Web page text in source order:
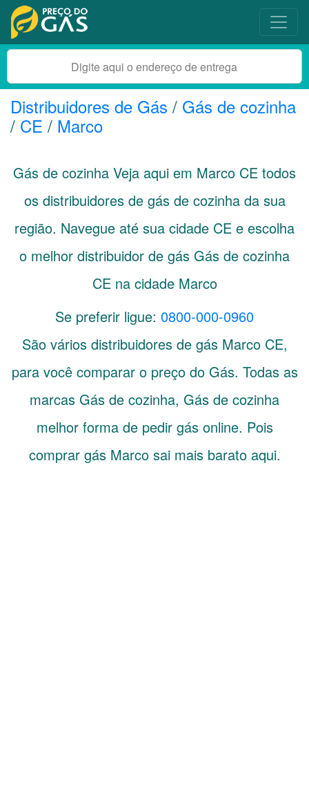
Distribuidores de Gás / Gás de cozinha
/ CE / Marco
Gás de cozinha Veja aqui em Marco CE todos
os distribuidores de gás de cozinha da sua
região. Navegue até sua cidade CE e escolha
o melhor distribuidor de gás Gás de cozinha
CE na cidade Marco
Se preferir ligue: 0800-000-0960
São vários distribuidores de gás Marco CE,
para você comparar o preço do Gás. Todas as
marcas Gás de cozinha, Gás de cozinha
melhor forma de pedir gás online. Pois
comprar gás Marco sai mais barato aqui.